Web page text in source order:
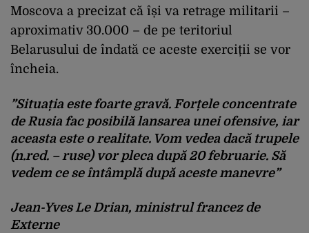
Moscova a precizat că își va retrage militarii –
aproximativ 30.000 – de pe teritoriul
Belarusului de îndată ce aceste exerciții se vor
încheia.
”Situația este foarte gravă. Forțele concentrate
de Rusia fac posibilă lansarea unei ofensive, iar
aceasta este o realitate. Vom vedea dacă trupele
(n.red. – ruse) vor pleca după 20 februarie. Să
vedem ce se întâmplă după aceste manevre”
Jean-Yves Le Drian, ministrul francez de
Externe